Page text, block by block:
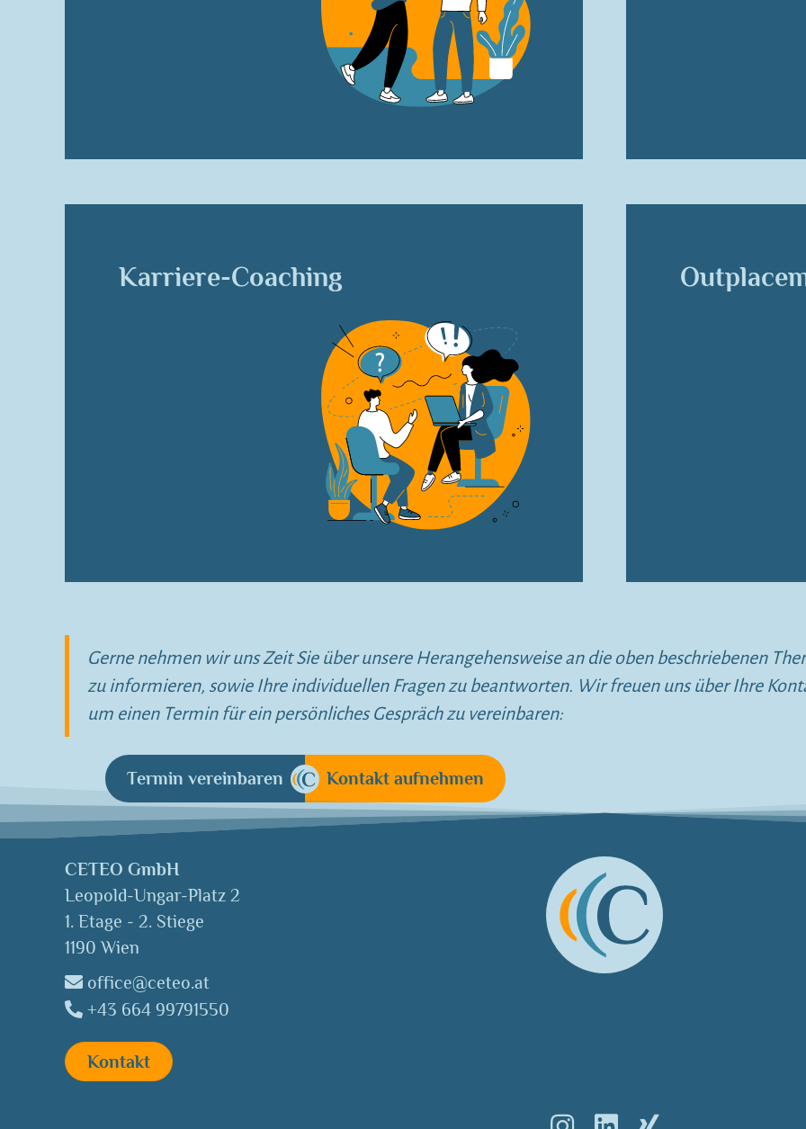
Karriere-Coaching
Gerne nehmen wir uns Zeit Sie über unsere Herangehensweise an die oben beschriebenen
zu informieren, sowie Ihre individuellen Fragen zu beantworten. Wir freuen uns über Ihre
um einen Termin für ein persönliches Gespräch zu vereinbaren:
Termin vereinbaren Kontakt aufnehmen
CETEO GmbH
Leopold-Ungar-Platz 2
1. Etage - 2. Stiege
1190 Wien
office@ceteo.at
+43 664 99791550
Kontakt